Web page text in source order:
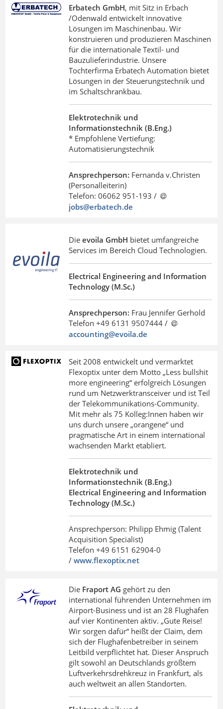
Erbatech GmbH, mit Sitz in Erbach
/Odenwald entwickelt innovative
Lösungen im Maschinenbau. Wir
konstruieren und produzieren Maschinen
für die internationale Textil- und
Bauzulieferindustrie. Unsere
Tochterfirma Erbatech Automation bietet
Lösungen in der Steuerungstechnik und
im Schaltschrankbau.
Elektrotechnik und
Informationstechnik (B.Eng.)
* Empfohlene Vertiefung:
Automatisierungstechnik
Ansprechperson: Fernanda v.Christen
(Personalleiterin)
Telefon: 06062 951-193 /
jobs@erbatech.de
Dieevoila GmbH bietet umfangreiche
Services im Bereich Cloud Technologien.
Electrical Engineering and Information
Technology (M.Sc.)
Ansprechperson: Frau Jennifer Gerhold
Telefon +49 6131 9507444 /
accounting@evoila.de
Seit 2008 entwickelt und vermarktet
Flexoptix unter dem Motto „Less bullshit
more engineering“ erfolgreich Lösungen
rund um Netzwerktransceiver und ist Teil
der Telekommunikations-Community.
Mit mehr als 75 Kolleg:Innen haben wir
uns durch unsere „orangene“ und
pragmatische Art in einem international
wachsenden Markt etabliert.
Elektrotechnik und
Informationstechnik (B.Eng.)
Electrical Engineering and Information
Technology (M.Sc.)
Ansprechperson: Philipp Ehmig (Talent
Acquisition Specialist)
Telefon +49 6151 62904-0
/www.flexoptix.net
Die Fraport AG gehört zu den
international führenden Unternehmen im
Airport-Business und ist an 28 Flughäfen
auf vier Kontinenten aktiv. „Gute Reise!
Wir sorgen dafür“ heißt der Claim, dem
sich der Flughafenbetreiber in seinem
Leitbild verpflichtet hat. Dieser Anspruch
gilt sowohl an Deutschlands größtem
Luftverkehrsdrehkreuz in Frankfurt, als
auch weltweit an allen Standorten.